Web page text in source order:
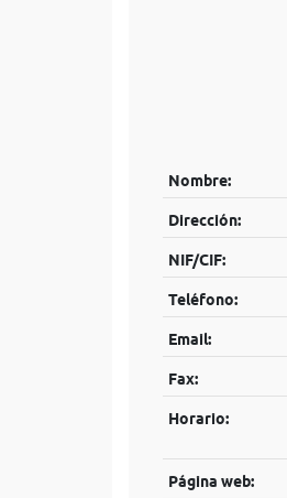
Nombre:
Dirección:
NIF/CIF:
Teléfono:
Email:
Fax:
Horario:
Página web: